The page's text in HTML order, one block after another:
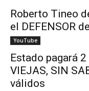
Roberto Tineo
el DEFENSOR
YouTube
Estado pagará
VIEJAS, SIN
válidos